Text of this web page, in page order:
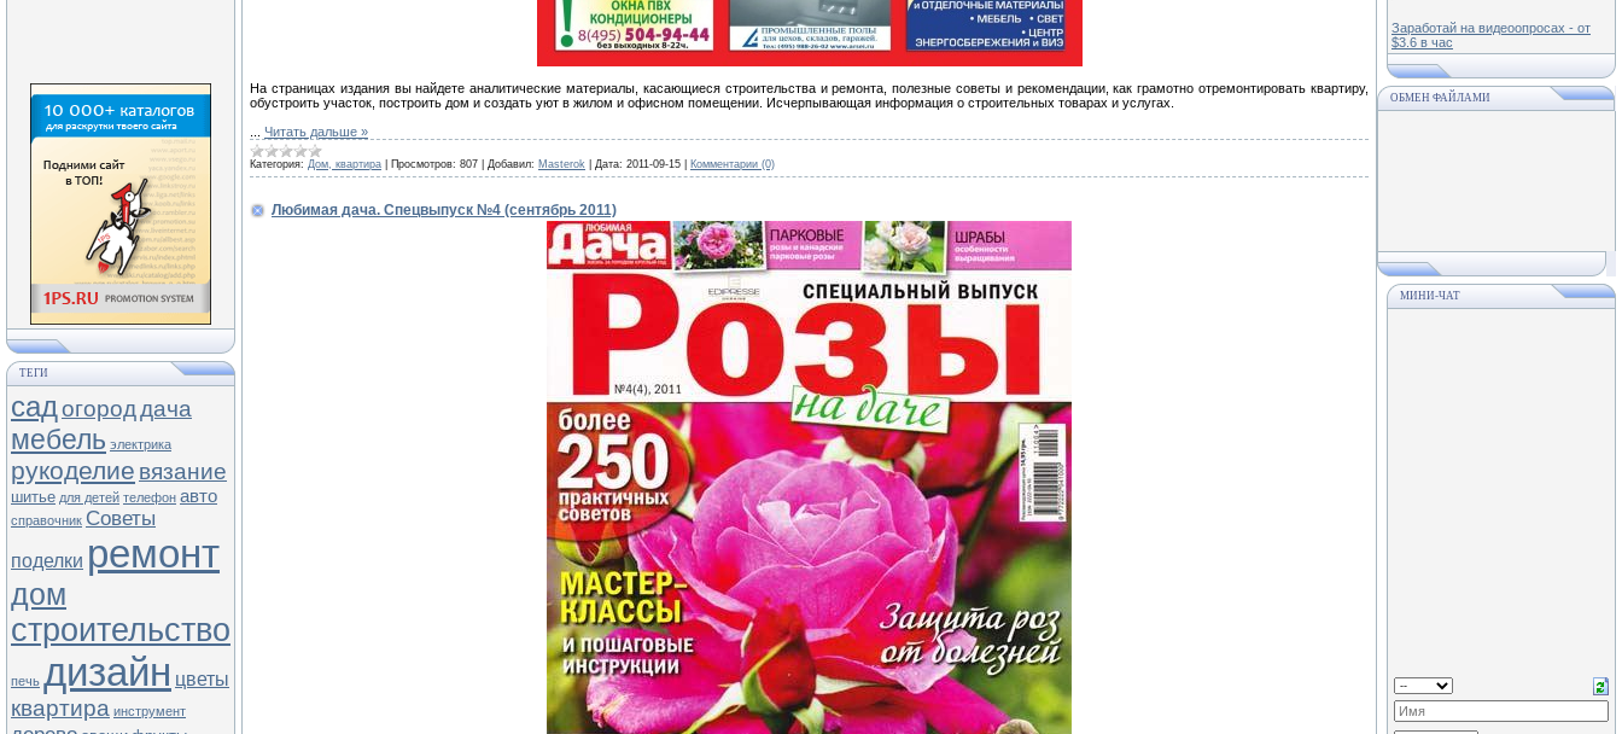
ТЕГИ
садогороддача
мебель электрика
рукоделие вязание
шитье для детей телефон авто
справочник Советы
поделки ремонт
дом
строительство
печь дизайн цветы
квартира инструмент
На страницах издания вы найдете аналитические материалы, касающиеся строительства и ремонта, полезные советы и рекомендации, как грамотно отремонтировать квартиру,
обустроить участок, построить дом и создать уют в жилом и офисном помещении. Исчерпывающая информация о строительных товарах и услугах.
Читать дальше »
Категория: Дом, квартира Просмотров: 807 Добавил: Masterok Дата: 2011-09-15 Комментарии (0)
Любимая дача. Спецвыпуск №4 (сентябрь 2011)
Заработай на видеоопросах - от
$3.6 в час
ОБМЕН ФАЙЛАМИ
МИНИ-ЧАТ